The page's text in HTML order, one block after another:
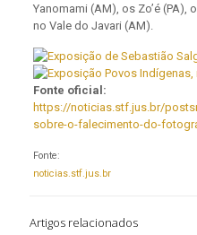
Yanomami (AM), os Zo’é (PA),
no Vale do Javari (AM).
Fonte oficial:
https://noticias.stf.jus.br/
sobre-o-falecimento-do-
Fonte:
noticias.stf.jus.br
Artigos relacionados